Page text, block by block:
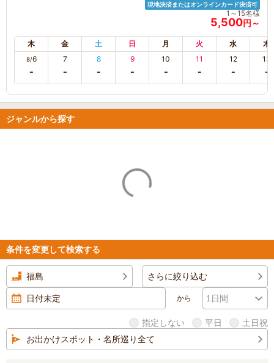
現地決済またはオンラインカード決済可
1～15名様
5,500円～
木 金 土 日 月 火 水 木
8/6 7 8 9 10 11 12 13
ジャンルから探す
条件を変更して検索する
福島 さらに絞り込む
から
指定しない 平日 土日祝
お出かけスポット・名所巡り全て